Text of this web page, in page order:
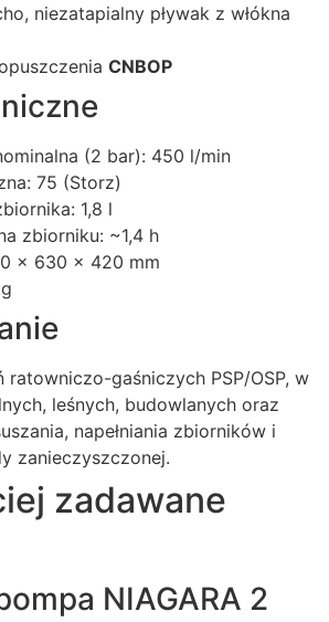
niezatapialny pływak z włókna
CNBOP
(2 bar): 450 l/min
75 (Storz)
1,8 l
zbiorniku: ~1,4 h
× 630 × 420 mm
ratowniczo-gaśniczych PSP/OSP, w
leśnych, budowlanych oraz
napełniania zbiorników i
zanieczyszczonej.
zadawane
NIAGARA 2